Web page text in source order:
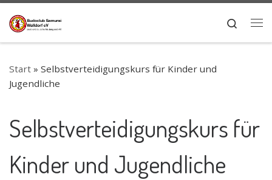
Zum Inhalt springen
Search
Start » Selbstverteidigungskurs für Kinder und
Jugendliche
Selbstverteidigungskurs für
Kinder und Jugendliche